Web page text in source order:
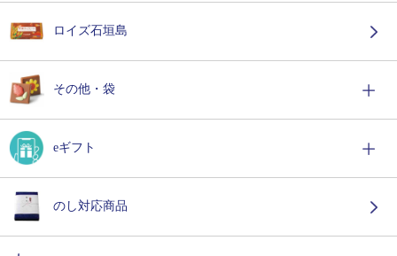
ロイズ石垣島
その他・袋
eギフト
のし対応商品